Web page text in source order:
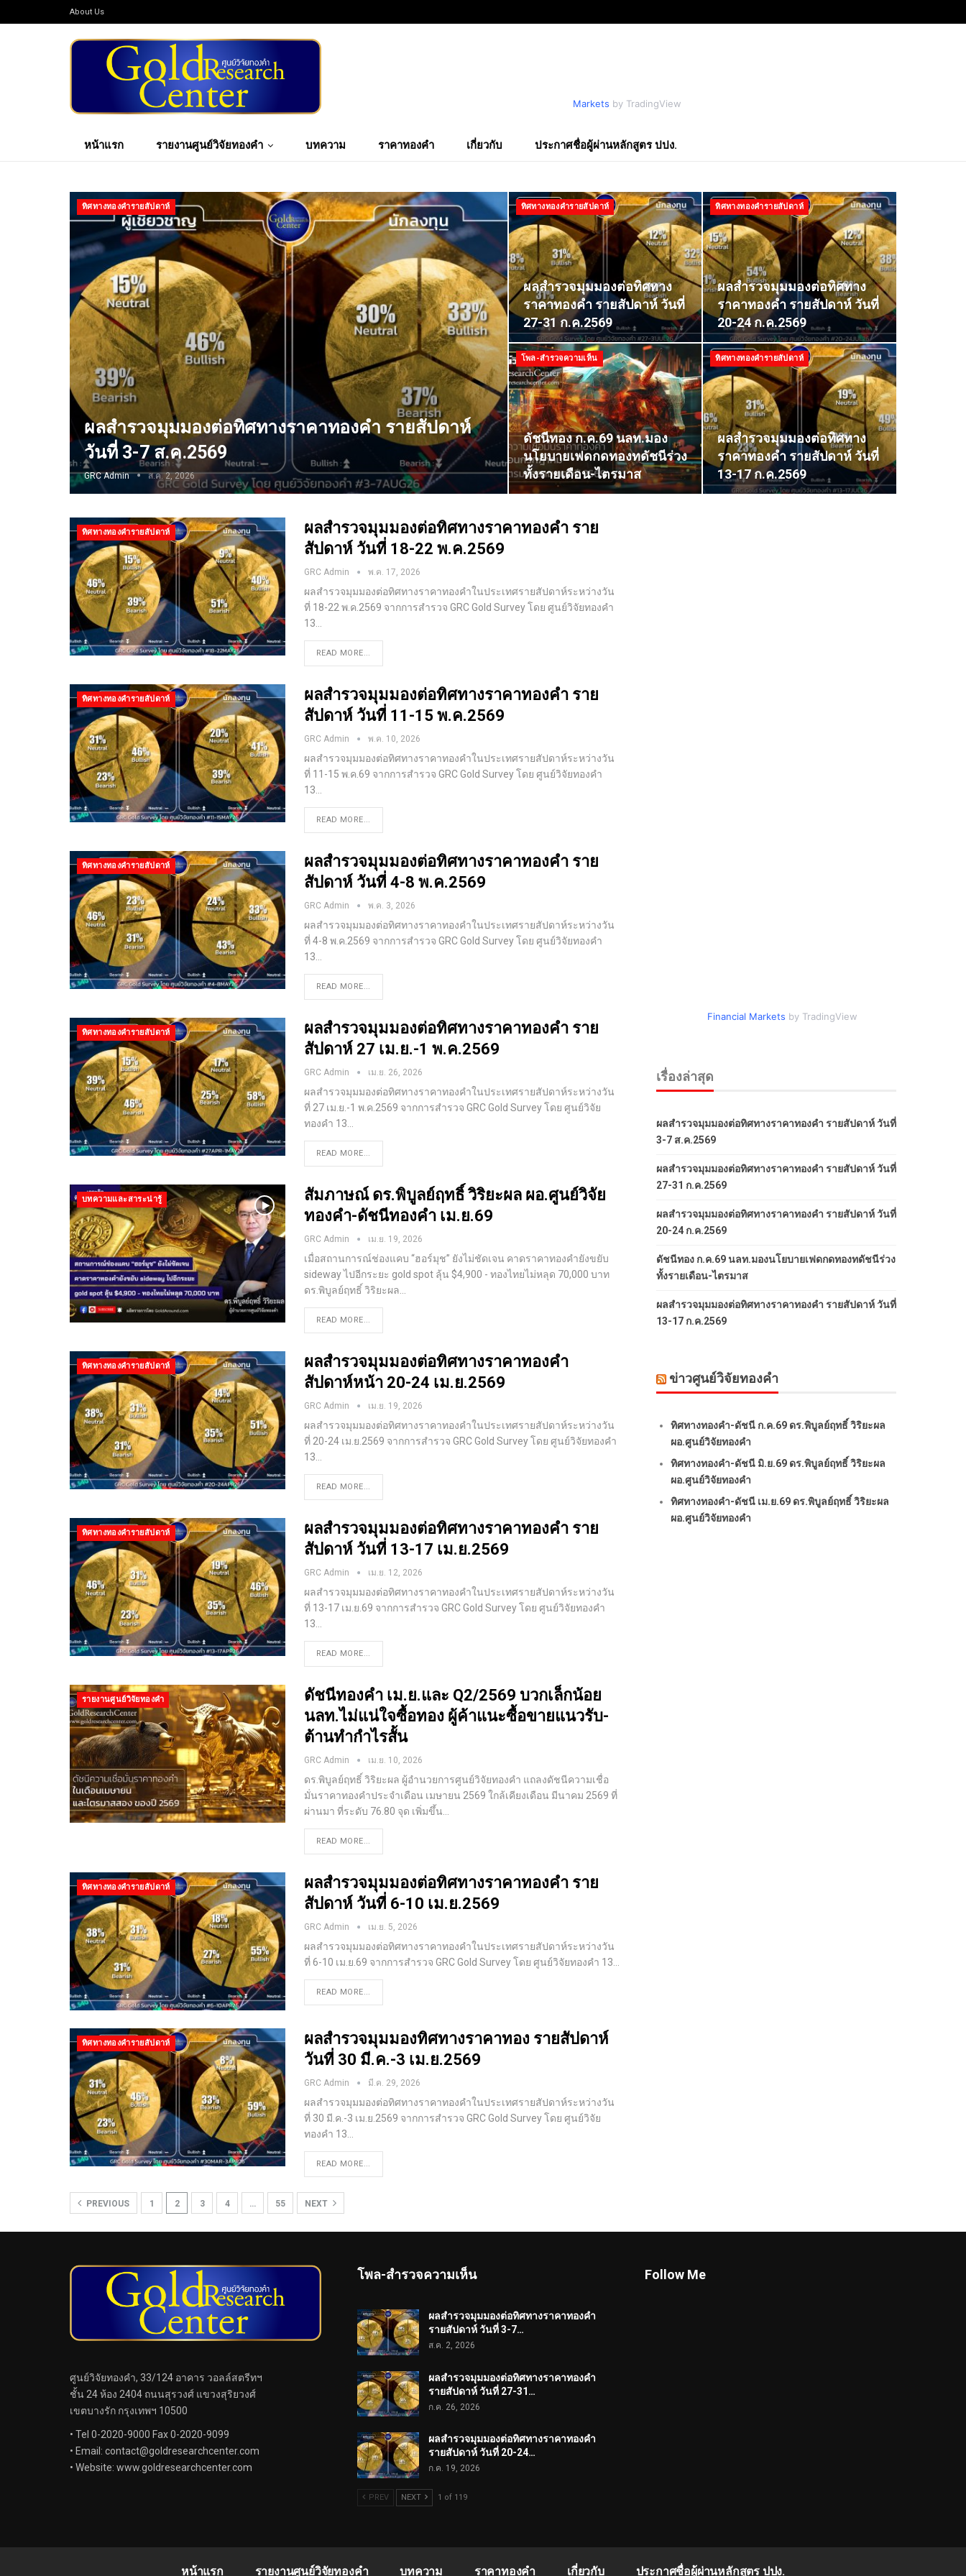
About Us
Markets by TradingView
หน้าแรก รายงานศูนย์วิจัยทองคำ บทความ ราคาทองคำ เกี่ยวกับ ประกาศชื่อผู้ผ่านหลักสูตร ปปง.
ทิศทางทองคำรายสัปดาห์
ผลสำรวจมุมมองต่อทิศทางราคาทองคำ รายสัปดาห์
วันที่ 3-7 ส.ค.2569
GRC Admin ส.ค. 2, 2026
ทิศทางทองคำรายสัปดาห์
ผลสำรวจมุมมองต่อทิศทาง
ราคาทองคำ รายสัปดาห์ วันที่
27-31 ก.ค.2569
ทิศทางทองคำรายสัปดาห์
ผลสำรวจมุมมองต่อทิศทาง
ราคาทองคำ รายสัปดาห์ วันที่
20-24 ก.ค.2569
โพล-สำรวจความเห็น
ดัชนีทอง ก.ค.69 นลท.มอง
นโยบายเฟดกดทองทดัชนีร่วง
ทั้งรายเดือน-ไตรมาส
ทิศทางทองคำรายสัปดาห์
ผลสำรวจมุมมองต่อทิศทาง
ราคาทองคำ รายสัปดาห์ วันที่
13-17 ก.ค.2569
ทิศทางทองคำรายสัปดาห์
ผลสำรวจมุมมองต่อทิศทางราคาทองคำ ราย
สัปดาห์ วันที่ 18-22 พ.ค.2569
GRC Admin พ.ค. 17, 2026
ผลสำรวจมุมมองต่อทิศทางราคาทองคำในประเทศรายสัปดาห์ระหว่างวัน
ที่ 18-22 พ.ค.2569 จากการสำรวจ GRC Gold Survey โดย ศูนย์วิจัยทองคำ
13
READ MORE...
ทิศทางทองคำรายสัปดาห์
ผลสำรวจมุมมองต่อทิศทางราคาทองคำ ราย
สัปดาห์ วันที่ 11-15 พ.ค.2569
GRC Admin พ.ค. 10, 2026
ผลสำรวจมุมมองต่อทิศทางราคาทองคำในประเทศรายสัปดาห์ระหว่างวัน
ที่ 11-15 พ.ค.69 จากการสำรวจ GRC Gold Survey โดย ศูนย์วิจัยทองคำ
13
READ MORE...
ทิศทางทองคำรายสัปดาห์
ผลสำรวจมุมมองต่อทิศทางราคาทองคำ ราย
สัปดาห์ วันที่ 4-8 พ.ค.2569
GRC Admin พ.ค. 3, 2026
ผลสำรวจมุมมองต่อทิศทางราคาทองคำในประเทศรายสัปดาห์ระหว่างวัน
ที่ 4-8 พ.ค.2569 จากการสำรวจ GRC Gold Survey โดย ศูนย์วิจัยทองคำ
13
READ MORE...
ทิศทางทองคำรายสัปดาห์
ผลสำรวจมุมมองต่อทิศทางราคาทองคำ ราย
สัปดาห์ 27 เม.ย.-1 พ.ค.2569
GRC Admin เม.ย. 26, 2026
ผลสำรวจมุมมองต่อทิศทางราคาทองคำในประเทศรายสัปดาห์ระหว่างวัน
ที่ 27 เม.ย.-1 พ.ค.2569 จากการสำรวจ GRC Gold Survey โดย ศูนย์วิจัย
ทองคำ 13
READ MORE...
บทความและสาระน่ารู้
สัมภาษณ์ ดร.พิบูลย์ฤทธิ์ วิริยะผล ผอ.ศูนย์วิจัย
ทองคำ-ดัชนีทองคำ เม.ย.69
GRC Admin เม.ย. 19, 2026
เมื่อสถานการณ์ช่องแคบ “ฮอร์มุช” ยังไม่ชัดเจน คาดราคาทองคำยังขยับ
sideway ไปอีกระยะ gold spot ลุ้น $4,900 - ทองไทยไม่หลุด 70,000 บาท
ดร.พิบูลย์ฤทธิ์ วิริยะผล
READ MORE...
ทิศทางทองคำรายสัปดาห์
ผลสำรวจมุมมองต่อทิศทางราคาทองคำ
สัปดาห์หน้า 20-24 เม.ย.2569
GRC Admin เม.ย. 19, 2026
ผลสำรวจมุมมองต่อทิศทางราคาทองคำในประเทศรายสัปดาห์ระหว่างวัน
ที่ 20-24 เม.ย.2569 จากการสำรวจ GRC Gold Survey โดย ศูนย์วิจัยทองคำ
13
READ MORE...
ทิศทางทองคำรายสัปดาห์
ผลสำรวจมุมมองต่อทิศทางราคาทองคำ ราย
สัปดาห์ วันที่ 13-17 เม.ย.2569
GRC Admin เม.ย. 12, 2026
ผลสำรวจมุมมองต่อทิศทางราคาทองคำในประเทศรายสัปดาห์ระหว่างวัน
ที่ 13-17 เม.ย.69 จากการสำรวจ GRC Gold Survey โดย ศูนย์วิจัยทองคำ
13
READ MORE...
รายงานศูนย์วิจัยทองคำ
ดัชนีทองคำ เม.ย.และ Q2/2569 บวกเล็กน้อย
นลท.ไม่แน่ใจซื้อทอง ผู้ค้าแนะซื้อขายแนวรับ-
ต้านทำกำไรสั้น
GRC Admin เม.ย. 10, 2026
ดร.พิบูลย์ฤทธิ์ วิริยะผล ผู้อำนวยการศูนย์วิจัยทองคำ แถลงดัชนีความเชื่อ
มั่นราคาทองคำประจำเดือน เมษายน 2569 ใกล้เคียงเดือน มีนาคม 2569 ที่
ผ่านมา ที่ระดับ 76.80 จุด เพิ่มขึ้น
READ MORE...
ทิศทางทองคำรายสัปดาห์
ผลสำรวจมุมมองต่อทิศทางราคาทองคำ ราย
สัปดาห์ วันที่ 6-10 เม.ย.2569
GRC Admin เม.ย. 5, 2026
ผลสำรวจมุมมองต่อทิศทางราคาทองคำในประเทศรายสัปดาห์ระหว่างวัน
ที่ 6-10 เม.ย.69 จากการสำรวจ GRC Gold Survey โดย ศูนย์วิจัยทองคำ 13
READ MORE...
ทิศทางทองคำรายสัปดาห์
ผลสำรวจมุมมองทิศทางราคาทอง รายสัปดาห์
วันที่ 30 มี.ค.-3 เม.ย.2569
GRC Admin มี.ค. 29, 2026
ผลสำรวจมุมมองต่อทิศทางราคาทองคำในประเทศรายสัปดาห์ระหว่างวัน
ที่ 30 มี.ค.-3 เม.ย.2569 จากการสำรวจ GRC Gold Survey โดย ศูนย์วิจัย
ทองคำ 13
READ MORE...
PREVIOUS 1 2 3 4 … 55 NEXT
Financial Markets by TradingView
เรื่องล่าสุด
ผลสำรวจมุมมองต่อทิศทางราคาทองคำ รายสัปดาห์ วันที่
3-7 ส.ค.2569
ผลสำรวจมุมมองต่อทิศทางราคาทองคำ รายสัปดาห์ วันที่
27-31 ก.ค.2569
ผลสำรวจมุมมองต่อทิศทางราคาทองคำ รายสัปดาห์ วันที่
20-24 ก.ค.2569
ดัชนีทอง ก.ค.69 นลท.มองนโยบายเฟดกดทองทดัชนีร่วง
ทั้งรายเดือน-ไตรมาส
ผลสำรวจมุมมองต่อทิศทางราคาทองคำ รายสัปดาห์ วันที่
13-17 ก.ค.2569
ข่าวศูนย์วิจัยทองคำ
ทิศทางทองคำ-ดัชนี ก.ค.69 ดร.พิบูลย์ฤทธิ์ วิริยะผล
ผอ.ศูนย์วิจัยทองคำ
ทิศทางทองคำ-ดัชนี มิ.ย.69 ดร.พิบูลย์ฤทธิ์ วิริยะผล
ผอ.ศูนย์วิจัยทองคำ
ทิศทางทองคำ-ดัชนี เม.ย.69 ดร.พิบูลย์ฤทธิ์ วิริยะผล
ผอ.ศูนย์วิจัยทองคำ
ศูนย์วิจัยทองคำ, 33/124 อาคาร วอลล์สตรีทฯ
ชั้น 24 ห้อง 2404 ถนนสุรวงศ์ แขวงสุริยวงศ์
เขตบางรัก กรุงเทพฯ 10500
• Tel 0-2020-9000 Fax 0-2020-9099
• Email: contact@goldresearchcenter.com
• Website: www.goldresearchcenter.com
โพล-สำรวจความเห็น
ผลสำรวจมุมมองต่อทิศทางราคาทองคำ
รายสัปดาห์ วันที่ 3-7…
ส.ค. 2, 2026
ผลสำรวจมุมมองต่อทิศทางราคาทองคำ
รายสัปดาห์ วันที่ 27-31…
ก.ค. 26, 2026
ผลสำรวจมุมมองต่อทิศทางราคาทองคำ
รายสัปดาห์ วันที่ 20-24…
ก.ค. 19, 2026
PREV NEXT 1 of 119
Follow Me
หน้าแรก รายงานศูนย์วิจัยทองคำ บทความ ราคาทองคำ เกี่ยวกับ ประกาศชื่อผู้ผ่านหลักสูตร ปปง.